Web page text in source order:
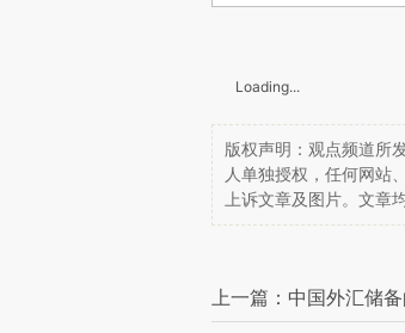
Loading...
版权声明：观点频道所
人单独授权，任何网站
上诉文章及图片。文章
上一篇：中国外汇储